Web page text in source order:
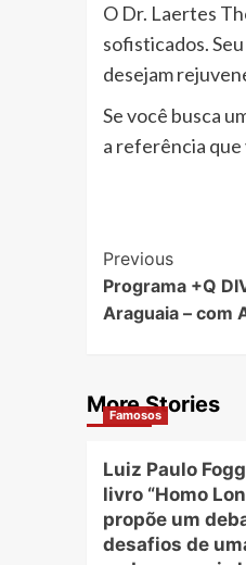
O Dr. Laertes
sofisticados.
desejam
Se você busca
a referência
Post
Previous
Programa +Q
Araguaia – com
More Stories
Famosos
Luiz Paulo
livro “Homo
propõe um
desafios de